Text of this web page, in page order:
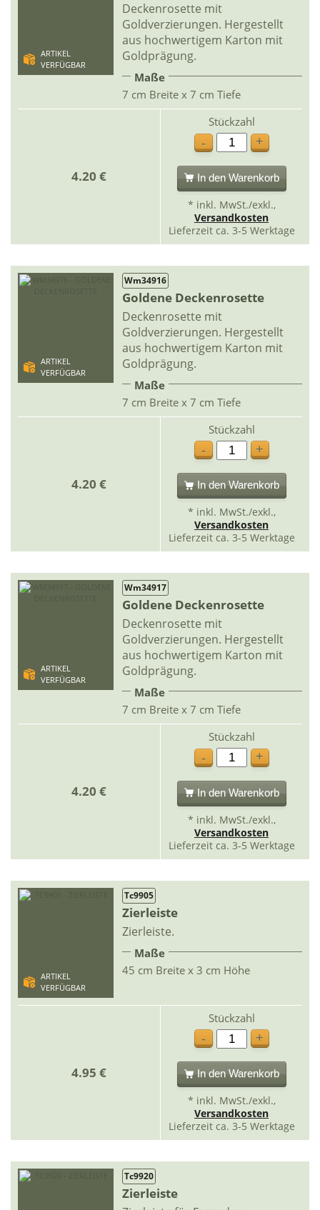
ARTIKEL
VERFÜGBAR
Deckenrosette mit
Goldverzierungen. Hergestellt
aus hochwertigem Karton mit
Goldprägung.
Maße
7 cm Breite x 7 cm Tiefe
4.20 €
Stückzahl
-
+
In den Warenkorb
* inkl. MwSt./exkl.,
Versandkosten
Lieferzeit ca. 3-5 Werktage
ARTIKEL
VERFÜGBAR
Wm34916
Goldene Deckenrosette
Deckenrosette mit
Goldverzierungen. Hergestellt
aus hochwertigem Karton mit
Goldprägung.
Maße
7 cm Breite x 7 cm Tiefe
4.20 €
Stückzahl
-
+
In den Warenkorb
* inkl. MwSt./exkl.,
Versandkosten
Lieferzeit ca. 3-5 Werktage
ARTIKEL
VERFÜGBAR
Wm34917
Goldene Deckenrosette
Deckenrosette mit
Goldverzierungen. Hergestellt
aus hochwertigem Karton mit
Goldprägung.
Maße
7 cm Breite x 7 cm Tiefe
4.20 €
Stückzahl
-
+
In den Warenkorb
* inkl. MwSt./exkl.,
Versandkosten
Lieferzeit ca. 3-5 Werktage
ARTIKEL
VERFÜGBAR
Tc9905
Zierleiste
Zierleiste.
Maße
45 cm Breite x 3 cm Höhe
4.95 €
Stückzahl
-
+
In den Warenkorb
* inkl. MwSt./exkl.,
Versandkosten
Lieferzeit ca. 3-5 Werktage
Tc9920
Zierleiste